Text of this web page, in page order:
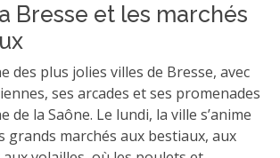
Bresse et les marchés
des plus jolies villes de Bresse, avec
ses arcades et ses promenades
de la Saône. Le lundi, la ville s’anime
grands marchés aux bestiaux, aux